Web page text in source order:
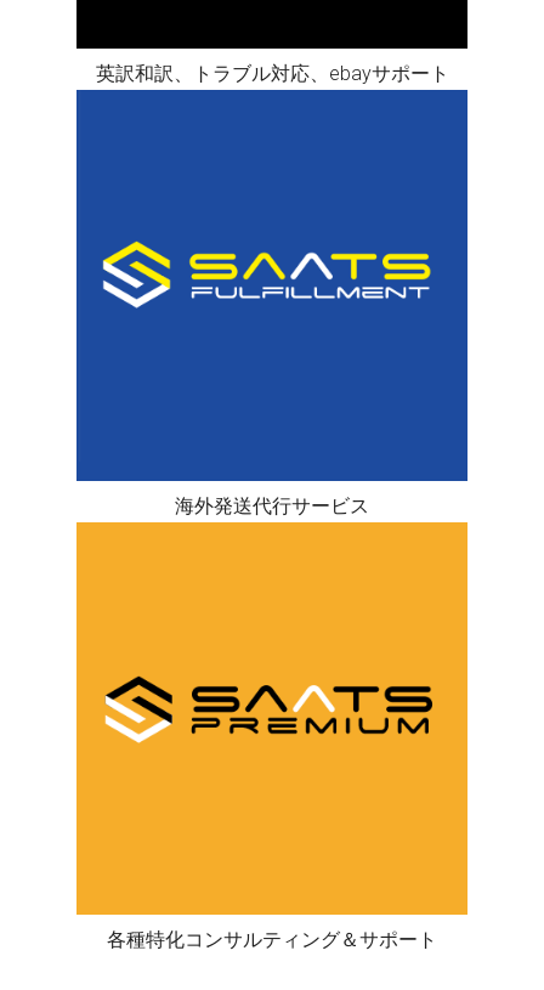
英訳和訳、トラブル対応、ebayサポート
海外発送代行サービス
各種特化コンサルティング＆サポート